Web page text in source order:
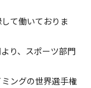
て働いておりま
り、スポーツ部門
ングの世界選手権